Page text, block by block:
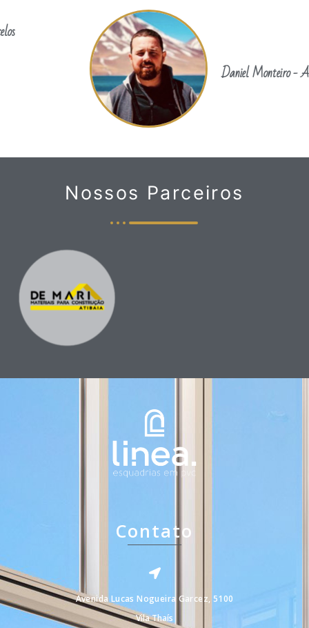
pessoal da Linea amigos em quem
posso confiar e sempre que preciso de
indicações, ligo para eles, onde sempre
me ajudam !!!! Grata surpresa trabalhar
com a Linea!”
Daniel Monteiro - Atibaia
Nossos Parceiros